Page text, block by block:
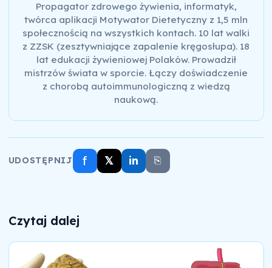
Propagator zdrowego żywienia, informatyk,
twórca aplikacji Motywator Dietetyczny z 1,5 mln
społecznością na wszystkich kontach. 10 lat walki
z ZZSK (zesztywniające zapalenie kręgosłupa). 18
lat edukacji żywieniowej Polaków. Prowadził
mistrzów świata w sporcie. Łączy doświadczenie
z chorobą autoimmunologiczną z wiedzą
naukową.
UDOSTĘPNIJ f 𝕏 in ⎘
Czytaj dalej